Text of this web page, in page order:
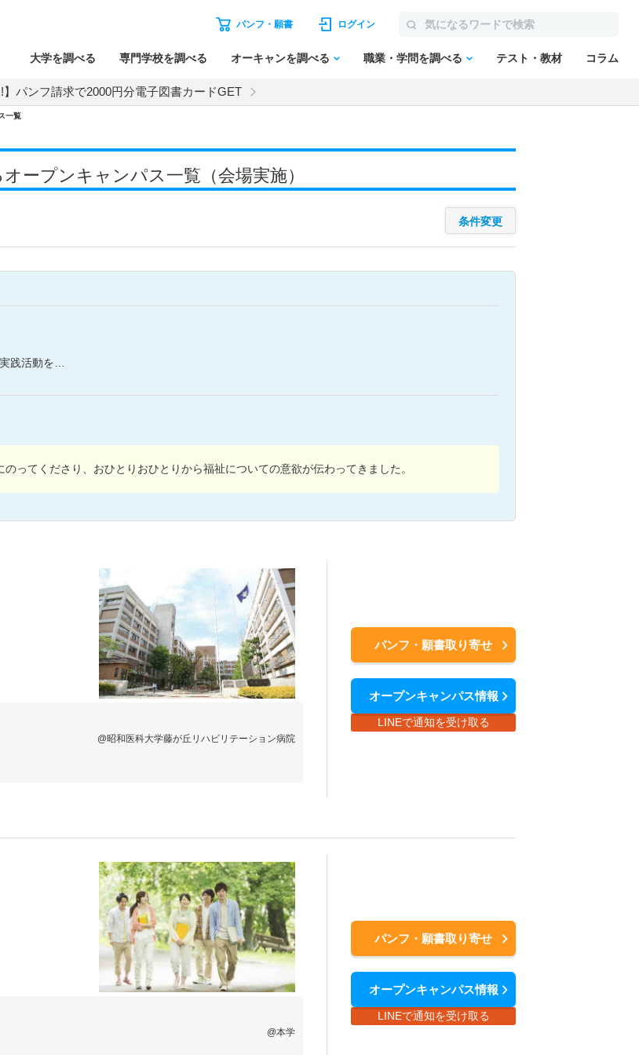
パンフ・願書 ログイン
大学を調べる 専門学校を調べる オーキャンを調べる 職業・学問を調べる テスト・教材 コラム
!】パンフ請求で2000円分電子図書カードGET
一覧
ープンキャンパス一覧（会場実施）
条件変更
受けてみましょう！
ってくださり、おひとりおひとりから福祉についての意欲が伝わってきました。
@昭和医科大学藤が丘リハビリテーション病院
パンフ・願書取り寄せ
オープンキャンパス情報
LINEで通知を受け取る
@本学
パンフ・願書取り寄せ
オープンキャンパス情報
LINEで通知を受け取る